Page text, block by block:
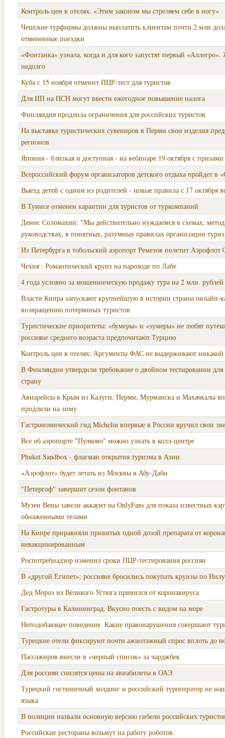
Контроль цен в отелях. «Этим законом мы стреляем себе в ногу»
Чешские турфирмы должны выплатить клиентам почти 2 млн
отмененные поездки
«Фонтанка» узнала, когда и для кого запустят первый «Аллегро».
недолго
Куба с 15 ноября отменит ПЦР-тест для туристов
Для ИП на ПСН могут ввести ежегодное повышение налога
Финляндия продлила ограничения для российских туристов
На выставке туристических сувениров в Перми свои изделия
регионов
Япония - близкая и доступная - на вебинаре 19 октября с
Всероссийский форум организаторов детского отдыха пройдет в
Выезд детей с одним из родителей - новые правила с 17 октября
В Тунисе отменен карантин для туристов от туркомпаний
Денис Соломахин: "Мы действительно нуждаемся в схемах,
руководствах, в понятных, разумных правилах организации
Из Петербурга в тобольский аэропорт Ремезов полетит Аэрофлот
Чехия : Романтический круиз на пароходе по Лабе
4 года условно за мошенническую продажу тура на 2 млн. рублей
Власти Кипра запускают крупнейшую в истории страны онлайн-
возвращению потерянных туристов
Туристические приоритеты: «бумеры» и «зумеры» не любят
россияне среднего возраста предпочитают Турцию
Контроль цен в отелях: Аргументы ФАС не выдерживают
В Финляндии утвердили требование о двойном тестировании
страну
Авиарейсы в Крым из Калуги, Перми, Мурманска и Махачкалы
продлили на зиму
Гастрономический гид Michelin впервые в России вручил свои
Все об аэропорте "Пулково" можно узнать в колл-центре
Phuket Sandbox - флагман открытия туризма в Азии
«Аэрофлот» будет летать из Москвы в Абу-Даби
"Петергоф" завершит сезон фонтанов
Музеи Вены завели аккаунт на OnlyFans для показа известных
обнаженными телами
На Кипре приравняли привитых одной дозой препарата от
невакцинированным
Роспотребнадзор изменил сроки ПЦР-тестирования россиян
В «другой Египет»: россияне бросились покупать круизы по Нилу
Дед Мороз из Великого Устюга привился от коронавируса
Гастротуры в Калининград. Вкусно поесть с видом на море
Неподобающее поведение. Какие правонарушения совершают
Турецкие отели фиксируют почти ажиотажный спрос вплоть до
Пассажиров внесли в «черный список» за чарджбек
Для россиян снизятся цены на авиабилеты в ОАЭ
Турецкий гостиничный холдинг и российский туроператор не
языка
В полиции назвали основную версию гибели российских
Российские рестораны возьмут на работу роботов